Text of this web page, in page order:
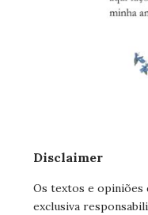
Disclaimer
Os textos e opiniões
exclusiva